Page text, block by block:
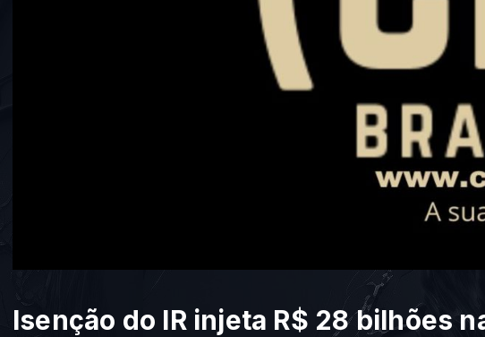
Isenção do IR injeta R$ 28 bilhões